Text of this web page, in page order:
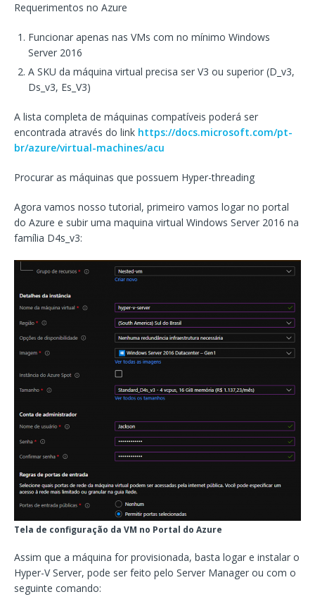
Requerimentos no Azure
Funcionar apenas nas VMs com no mínimo Windows
Server 2016
A SKU da máquina virtual precisa ser V3 ou superior (D_v3,
Ds_v3, Es_V3)
A lista completa de máquinas compatíveis poderá ser
encontrada através do link https://docs.microsoft.com/pt-
br/azure/virtual-machines/acu
Procurar as máquinas que possuem Hyper-threading
Agora vamos nosso tutorial, primeiro vamos logar no portal
do Azure e subir uma maquina virtual Windows Server 2016 na
família D4s_v3:
Tela de configuração da VM no Portal do Azure
Assim que a máquina for provisionada, basta logar e instalar o
Hyper-V Server, pode ser feito pelo Server Manager ou com o
seguinte comando: